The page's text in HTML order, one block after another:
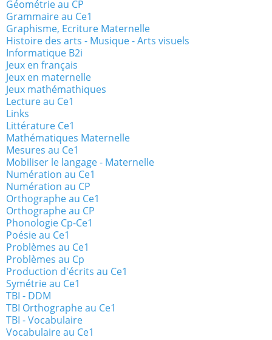
Géométrie au CP
Grammaire au Ce1
Graphisme, Ecriture Maternelle
Histoire des arts - Musique - Arts visuels
Informatique B2i
Jeux en français
Jeux en maternelle
Jeux mathémathiques
Lecture au Ce1
Links
Littérature Ce1
Mathématiques Maternelle
Mesures au Ce1
Mobiliser le langage - Maternelle
Numération au Ce1
Numération au CP
Orthographe au Ce1
Orthographe au CP
Phonologie Cp-Ce1
Poésie au Ce1
Problèmes au Ce1
Problèmes au Cp
Production d'écrits au Ce1
Symétrie au Ce1
TBI - DDM
TBI Orthographe au Ce1
TBI - Vocabulaire
Vocabulaire au Ce1